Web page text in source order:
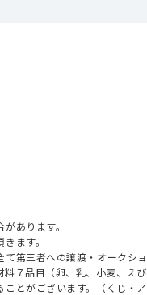
あります。
ます。
第三者への譲渡・オークシ
７品目（卵、乳、小麦、
とがございます。（くじ・ア